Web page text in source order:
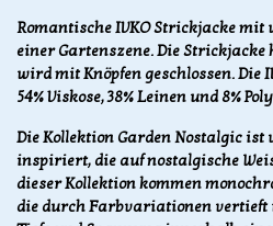
Romantische IVKO Strickjacke mit
einer Gartenszene. Die
wird mit Knöpfen geschlossen. Die
54% Viskose, 38% Leinen und 8%
Die Kollektion Garden Nostalgic ist
inspiriert, die auf nostalgische
dieser Kollektion kommen
die durch Farbvariationen vertieft